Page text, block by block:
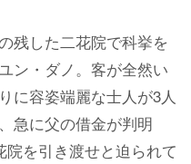
残した二花院で科挙を
ン・ダノ。客が全然い
に容姿端麗な士人が3人
急に父の借金が判明
院を引き渡せと迫られて